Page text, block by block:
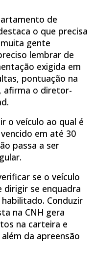
de
o que precisa
gente
lembrar de
exigida em
pontuação na
afirma o diretor-
o veículo ao qual é
em até 30
passa a ser
se o veículo
se enquadra
Conduzir
na CNH gera
na carteira e
da apreensão